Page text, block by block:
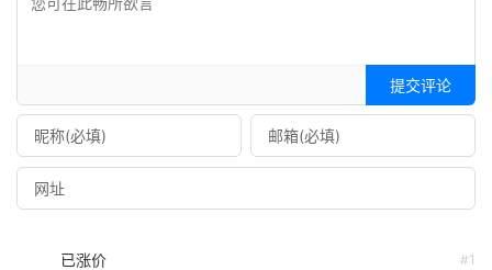
提交评论
#1
已涨价